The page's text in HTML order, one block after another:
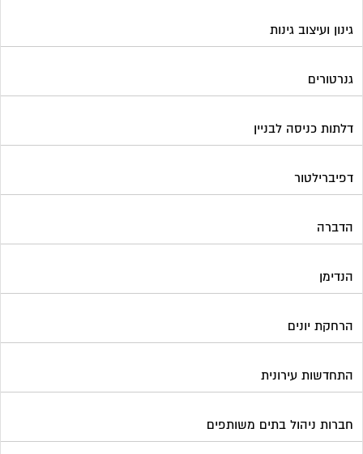
גינון ועיצוב גינות
גנרטורים
דלתות כניסה לבניין
דפיברילטור
הדברה
הנדימן
הרחקת יונים
התחדשות עירונית
חברות ניהול בתים משותפים